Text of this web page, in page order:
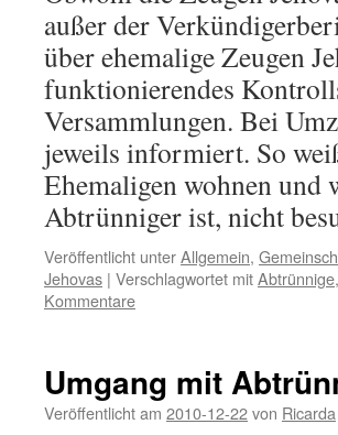
außer der
über ehemalige Zeugen
funktionierendes
Versammlungen. Bei
jeweils informiert. So
Ehemaligen wohnen und
Abtrünniger ist, nicht
Veröffentlicht unterAllgemein,
Jehovas | Verschlagwortet mitAbtrünnige,
Kommentare
Umgang mit
Veröffentlicht am 2010-12-22von Ricarda